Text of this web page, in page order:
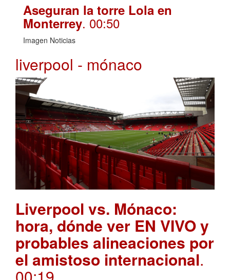
Aseguran la torre Lola en
Monterrey. 00:50
Imagen Noticias
liverpool - mónaco
Liverpool vs. Mónaco:
hora, dónde ver EN VIVO y
probables alineaciones por
el amistoso internacional.